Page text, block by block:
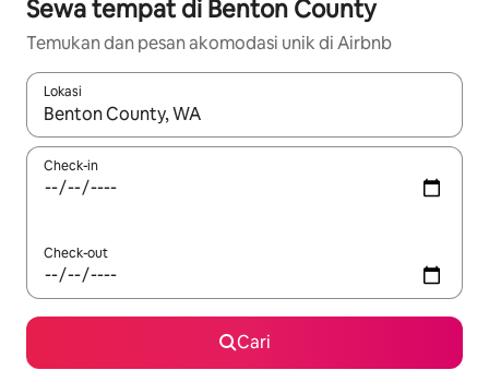
Sewa tempat di Benton County
Temukan dan pesan akomodasi unik di Airbnb
Lokasi
Jika hasil yang dicari tersedia, telusuri dengan tombol panah
Check-in
Check-out
Cari